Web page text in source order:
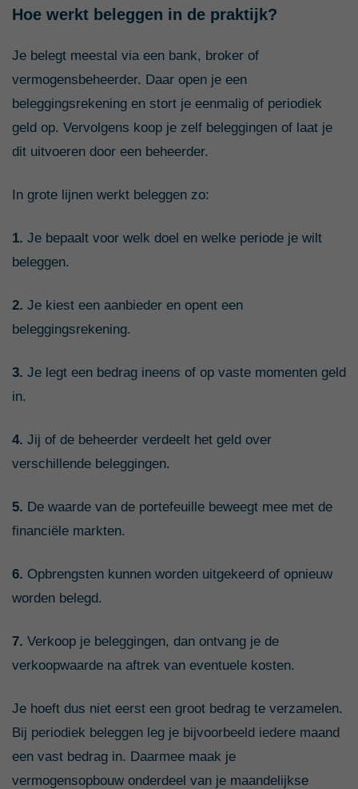
Hoe werkt beleggen in de praktijk?
Je belegt meestal via een bank, broker of
vermogensbeheerder. Daar open je een
beleggingsrekening en stort je eenmalig of periodiek
geld op. Vervolgens koop je zelf beleggingen of laat je
dit uitvoeren door een beheerder.
In grote lijnen werkt beleggen zo:
1. Je bepaalt voor welk doel en welke periode je wilt
beleggen.
2. Je kiest een aanbieder en opent een
beleggingsrekening.
3. Je legt een bedrag ineens of op vaste momenten geld
in.
4. Jij of de beheerder verdeelt het geld over
verschillende beleggingen.
5. De waarde van de portefeuille beweegt mee met de
financiële markten.
6. Opbrengsten kunnen worden uitgekeerd of opnieuw
worden belegd.
7. Verkoop je beleggingen, dan ontvang je de
verkoopwaarde na aftrek van eventuele kosten.
Je hoeft dus niet eerst een groot bedrag te verzamelen.
Bij periodiek beleggen leg je bijvoorbeeld iedere maand
een vast bedrag in. Daarmee maak je
vermogensopbouw onderdeel van je maandelijkse